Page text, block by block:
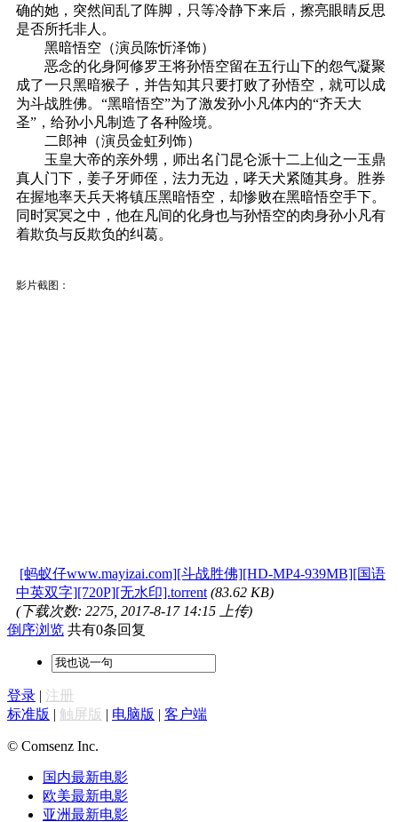
确的她，突然间乱了阵脚，只等冷静下来后，擦亮眼睛反思
是否所托非人。
黑暗悟空（演员陈忻泽饰）
恶念的化身阿修罗王将孙悟空留在五行山下的怨气凝聚
成了一只黑暗猴子，并告知其只要打败了孙悟空，就可以成
为斗战胜佛。“黑暗悟空”为了激发孙小凡体内的“齐天大
圣”，给孙小凡制造了各种险境。
二郎神（演员金虹列饰）
玉皇大帝的亲外甥，师出名门昆仑派十二上仙之一玉鼎
真人门下，姜子牙师侄，法力无边，哮天犬紧随其身。胜券
在握地率天兵天将镇压黑暗悟空，却惨败在黑暗悟空手下。
同时冥冥之中，他在凡间的化身也与孙悟空的肉身孙小凡有
着欺负与反欺负的纠葛。
影片截图：
[蚂蚁仔www.mayizai.com][斗战胜佛][HD-MP4-939MB][国语
中英双字][720P][无水印].torrent (83.62 KB)
(下载次数: 2275, 2017-8-17 14:15 上传)
倒序浏览 共有0条回复
登录 | 注册
标准版 | 触屏版 | 电脑版 | 客户端
© Comsenz Inc.
国内最新电影
欧美最新电影
亚洲最新电影